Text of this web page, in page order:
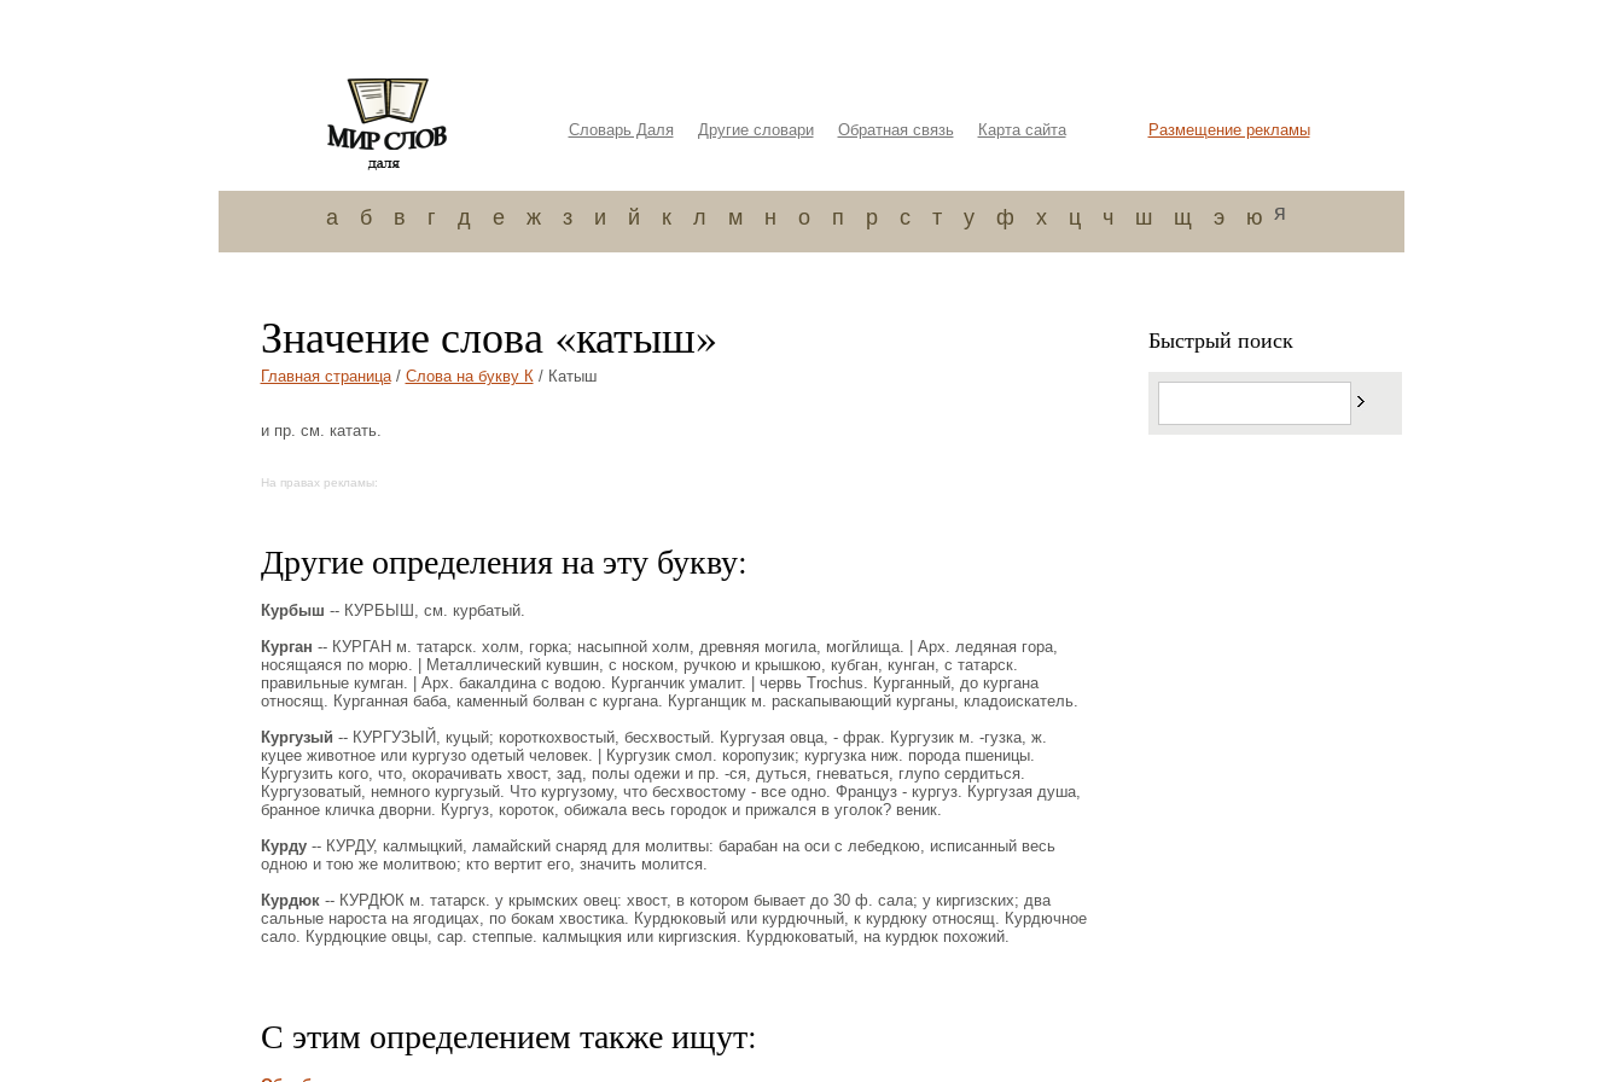
Словарь Даля Другие словари Обратная связь Карта сайта Размещение рекламы
а б в г д е ж з и й к л м н о п р с т у ф х ц ч ш щ э ю я
Значение слова «катыш»
Главная страница/ Слова на букву К/ Катыш
и пр. см. катать.
На правах рекламы:
Другие определения на эту букву:
Курбыш -- КУРБЫШ, см. курбатый.
Курган -- КУРГАН м. татарск. холм, горка; насыпной холм, древняя могила, могйлища. | Арх. ледяная гора,
носящаяся по морю. | Металлический кувшин, с носком, ручкою и крышкою, кубган, кунган, с татарск.
правильные кумган. | Арх. бакалдина с водою. Курганчик умалит. | червь Тrochus. Курганный, до кургана
относящ. Курганная баба, каменный болван с кургана. Курганщик м. раскапывающий курганы, кладоискатель.
Кургузый -- КУРГУЗЫЙ, куцый; короткохвостый, бесхвостый. Кургузая овца, - фрак. Кургузик м. -гузка, ж.
куцее животное или кургузо одетый человек. | Кургузик смол. коропузик; кургузка ниж. порода пшеницы.
Кургузить кого, что, окорачивать хвост, зад, полы одежи и пр. -ся, дуться, гневаться, глупо сердиться.
Кургузоватый, немного кургузый. Что кургузому, что бесхвостому - все одно. Француз - кургуз. Кургузая душа,
бранное кличка дворни. Кургуз, короток, обижала весь городок и прижался в уголок? веник.
Курду-- КУРДУ, калмыцкий, ламайский снаряд для молитвы: барабан на оси с лебедкою, исписанный весь
одною и тою же молитвою; кто вертит его, значить молится.
Курдюк-- КУРДЮК м. татарск. у крымских овец: хвост, в котором бывает до 30 ф. сала; у киргизских; два
сальные нароста на ягодицах, по бокам хвостика. Курдюковый или курдючный, к курдюку относящ. Курдючное
сало. Курдюцкие овцы, сар. степпые. калмыцкия или киргизския. Курдюковатый, на курдюк похожий.
С этим определением также ищут:
Быстрый поиск